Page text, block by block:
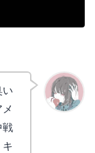
戦